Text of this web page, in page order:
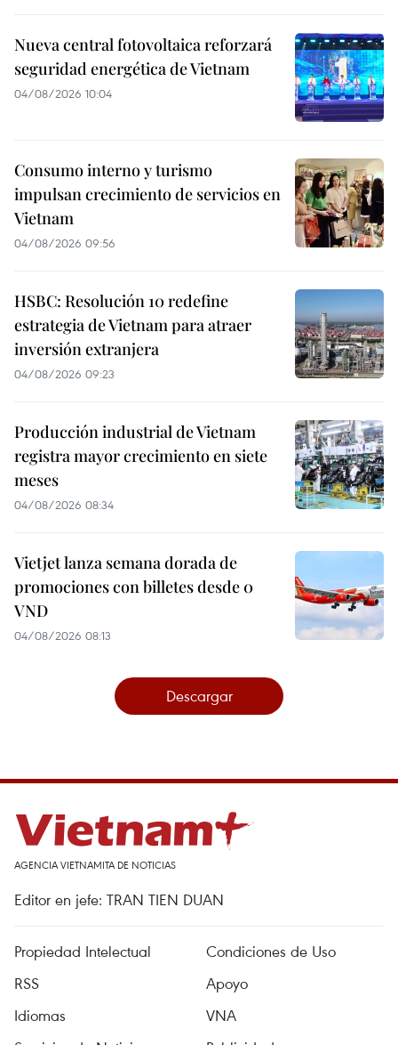
Nueva central fotovoltaica reforzará
seguridad energética de Vietnam
04/08/2026 10:04
Consumo interno y turismo
impulsan crecimiento de servicios en
Vietnam
04/08/2026 09:56
HSBC: Resolución 10 redefine
estrategia de Vietnam para atraer
inversión extranjera
04/08/2026 09:23
Producción industrial de Vietnam
registra mayor crecimiento en siete
meses
04/08/2026 08:34
Vietjet lanza semana dorada de
promociones con billetes desde 0
VND
04/08/2026 08:13
Descargar
AGENCIA VIETNAMITA DE NOTICIAS
Editor en jefe: TRAN TIEN DUAN
Propiedad Intelectual
Condiciones de Uso
RSS
Apoyo
Idiomas
VNA